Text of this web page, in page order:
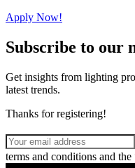
Apply Now!
Subscribe to our
Get insights from lighting
latest trends.
Thanks for registering!
terms and conditions and